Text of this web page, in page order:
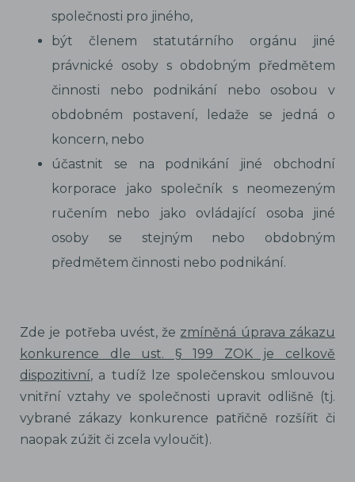
společnosti pro jiného,
být členem statutárního orgánu jiné
právnické osoby s obdobným předmětem
činnosti nebo podnikání nebo osobou v
obdobném postavení, ledaže se jedná o
koncern, nebo
účastnit se na podnikání jiné obchodní
korporace jako společník s neomezeným
ručením nebo jako ovládající osoba jiné
osoby se stejným nebo obdobným
předmětem činnosti nebo podnikání.
Zde je potřeba uvést, že zmíněná úprava zákazu
konkurence dle ust. § 199 ZOKje celkově
dispozitivní, a tudíž lze společenskou smlouvou
vnitřní vztahy ve společnosti upravit odlišně (tj.
vybrané zákazy konkurence patřičně rozšířit či
naopak zúžit či zcela vyloučit).